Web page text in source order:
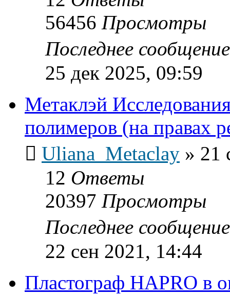
56456 Просмотры
Последнее
25 дек 2025, 09:59
Метаклэй
полимеров (на правах
Uliana_Metaclay » 21
12 Ответы
20397 Просмотры
Последнее
22 сен 2021, 14:44
Пластограф HAPRO в